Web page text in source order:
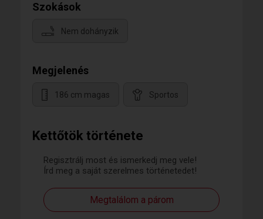
Kettőtök története
Regisztrálj most és ismerkedj meg vele!
Írd meg a saját szerelmes történetedet!
Megtalálom a párom
Szokások
Nem dohányzik
Megjelenés
186 cm magas Sportos